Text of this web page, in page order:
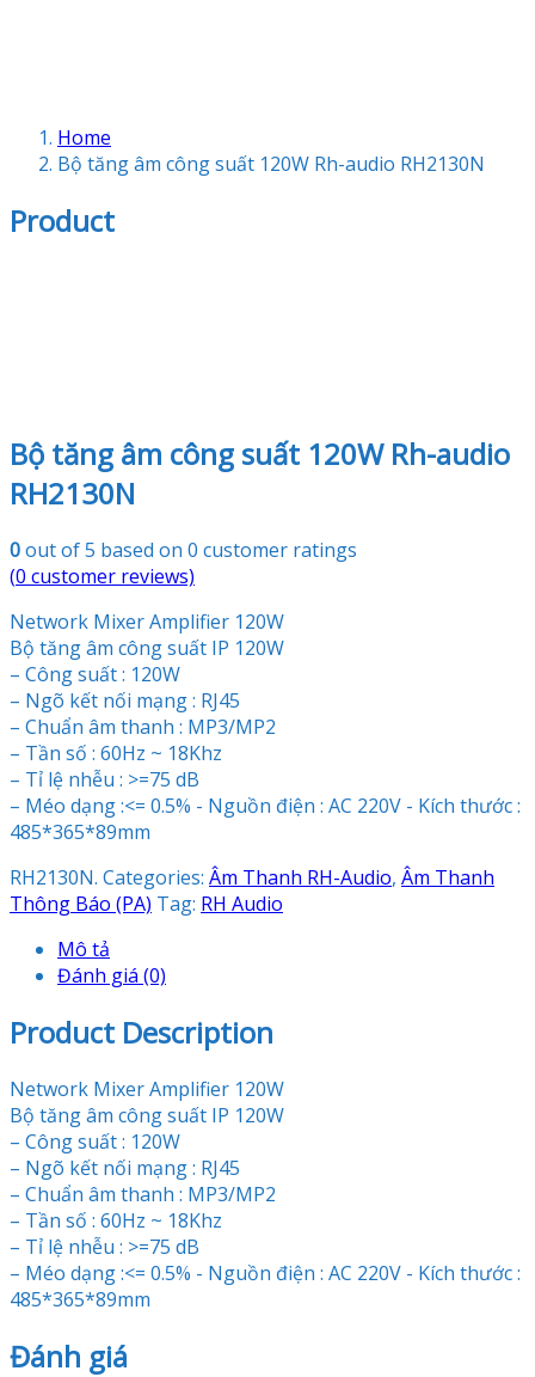
Home
Bộ tăng âm công suất 120W Rh-audio RH2130N
Product
Bộ tăng âm công suất 120W Rh-audio
RH2130N
0out of5 based on 0 customer ratings
(0 customer reviews)
Network Mixer Amplifier 120W
Bộ tăng âm công suất IP 120W
– Công suất : 120W
– Ngõ kết nối mạng : RJ45
– Chuẩn âm thanh : MP3/MP2
– Tần số : 60Hz ~ 18Khz
– Tỉ lệ nhễu : >=75 dB
– Méo dạng :<= 0.5% - Nguồn điện : AC 220V - Kích thước :
485*365*89mm
RH2130N. Categories: Âm Thanh RH-Audio, Âm Thanh
Thông Báo (PA) Tag: RH Audio
Mô tả
Đánh giá (0)
Product Description
Network Mixer Amplifier 120W
Bộ tăng âm công suất IP 120W
– Công suất : 120W
– Ngõ kết nối mạng : RJ45
– Chuẩn âm thanh : MP3/MP2
– Tần số : 60Hz ~ 18Khz
– Tỉ lệ nhễu : >=75 dB
– Méo dạng :<= 0.5% - Nguồn điện : AC 220V - Kích thước :
485*365*89mm
Đánh giá